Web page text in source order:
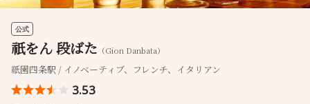
公式
祇をん 段ばた （Gion Danbata）
祇園四条駅 / イノベーティブ、フレンチ、イタリアン
3.53